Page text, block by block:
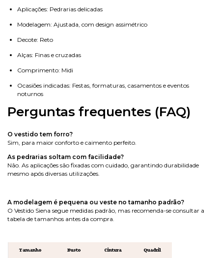
Aplicações: Pedrarias delicadas
Modelagem: Ajustada, com design assimétrico
Decote: Reto
Alças: Finas e cruzadas
Comprimento: Midi
Ocasiões indicadas: Festas, formaturas, casamentos e eventos
noturnos
Perguntas frequentes (FAQ)
O vestido tem forro?
Sim, para maior conforto e caimento perfeito.
As pedrarias soltam com facilidade?
Não. As aplicações são fixadas com cuidado, garantindo durabilidade
mesmo após diversas utilizações.
A modelagem é pequena ou veste no tamanho padrão?
O Vestido Siena segue medidas padrão, mas recomenda-se consultar a
tabela de tamanhos antes da compra.